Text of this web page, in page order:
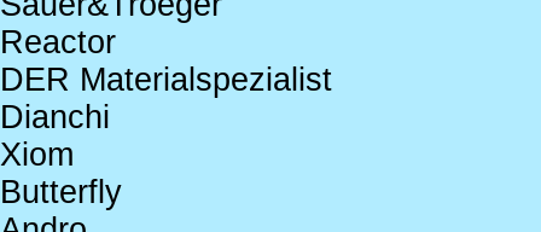
Reactor
DER Materialspezialist
Dianchi
Xiom
Butterfly